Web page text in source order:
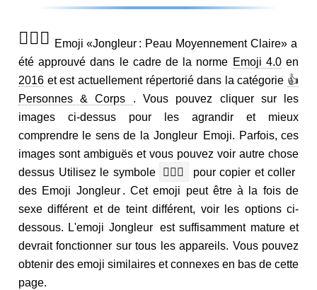
🤹🏼‍♂️ Emoji «Jongleur : Peau Moyennement Claire» a
été approuvé dans le cadre de la norme Emoji 4.0en
2016et est actuellement répertorié dans la catégorie 👍
Personnes & Corps . Vous pouvez cliquer sur les
images ci-dessus pour les agrandir et mieux
comprendre le sens de la Jongleur Emoji. Parfois, ces
images sont ambiguës et vous pouvez voir autre chose
dessus Utilisez le symbole
🤹🏼‍♂️
pour copier et coller
des Emoji Jongleur . Cet emoji peut être à la fois de
sexe différent et de teint différent, voir les options ci-
dessous. L'emoji Jongleur est suffisamment mature et
devrait fonctionner sur tous les appareils. Vous pouvez
obtenir des emoji similaires et connexes en bas de cette
page.